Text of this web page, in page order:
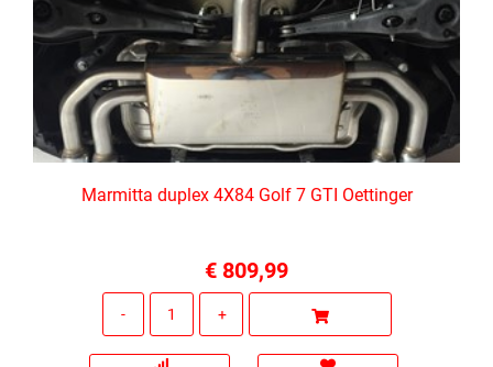
Marmitta duplex 4X84 Golf 7 GTI Oettinger
€ 809,99